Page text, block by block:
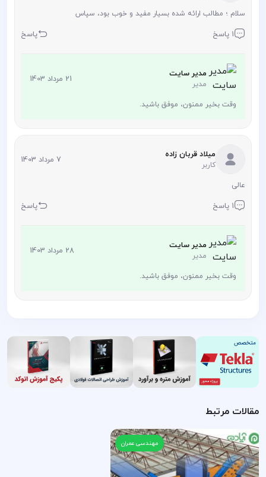
سلام ؛ مطالب ارائه شده بسیار مفید و خوب بود، سپاس
1 پاسخ پاسخ
مدیر سایت
مدیر 21 مرداد 1403
وقت بخیر ممنون، موفق باشید.
میلاد قربان زاده
کاربر 7 مرداد 1403
عالی
1 پاسخ پاسخ
مدیر سایت
مدیر 28 مرداد 1403
وقت بخیر ممنون، موفق باشید.
مقالات مرتبط
مهندسی عمران